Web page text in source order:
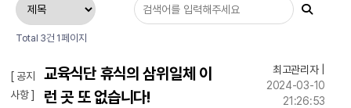
Total 3건 1페이지
[ 공지
사항 ]
교육식단 휴식의 삼위일체 이
런 곳 또 없습니다!
최고관리자|
2024-03-10
21:26:53